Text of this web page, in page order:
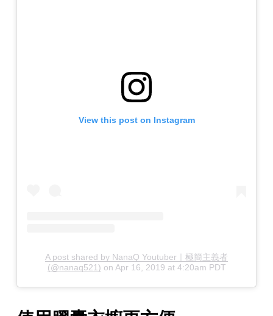
View this post on Instagram
A post shared by NanaQ Youtuber｜極簡主義者
(@nanaq521) on Apr 16, 2019 at 4:20am PDT